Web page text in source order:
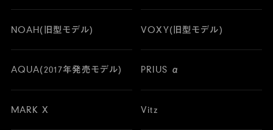
NOAH(旧型モデル) VOXY(旧型モデル)
AQUA(2017年発売モデル) PRIUS α
MARK X Vitz